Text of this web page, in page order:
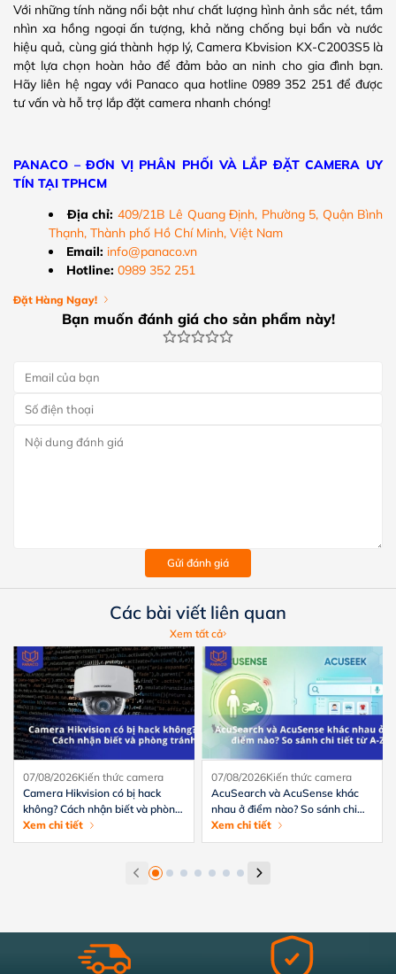
Với những tính năng nổi bật như chất lượng hình ảnh sắc nét, tầm
nhìn xa hồng ngoại ấn tượng, khả năng chống bụi bẩn và nước
hiệu quả, cùng giá thành hợp lý, Camera Kbvision KX-C2003S5 là
một lựa chọn hoàn hảo để đảm bảo an ninh cho gia đình bạn.
Hãy liên hệ ngay với Panaco qua hotline 0989 352 251 để được
tư vấn và hỗ trợ lắp đặt camera nhanh chóng!
PANACO – ĐƠN VỊ PHÂN PHỐI VÀ LẮP ĐẶT CAMERA UY
TÍN TẠI TPHCM
Địa chỉ: 409/21B Lê Quang Định, Phường 5, Quận Bình
Thạnh, Thành phố Hồ Chí Minh, Việt Nam
Email: info@panaco.vn
Hotline: 0989 352 251
Đặt Hàng Ngay!
Bạn muốn đánh giá cho sản phẩm này!
Gửi đánh giá
Các bài viết liên quan
Xem tất cả
07/08/2026Kiến thức camera
Camera Hikvision có bị hack
không? Cách nhận biết và phòng
tránh hiệu quả
Xem chi tiết
07/08/2026Kiến thức camera
AcuSearch và AcuSense khác
nhau ở điểm nào? So sánh chi
tiết từ A-Z
Xem chi tiết